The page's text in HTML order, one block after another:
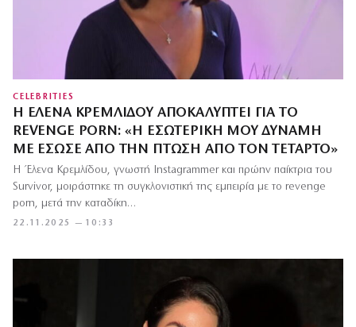
CELEBRITIES
Η ΈΛΕΝΑ ΚΡΕΜΛΊΔΟΥ ΑΠΟΚΑΛΎΠΤΕΙ ΓΙΑ ΤΟ
REVENGE PORN: «Η ΕΣΩΤΕΡΙΚΉ ΜΟΥ ΔΎΝΑΜΗ
ΜΕ ΈΣΩΣΕ ΑΠΌ ΤΗΝ ΠΤΏΣΗ ΑΠΌ ΤΟΝ ΤΈΤΑΡΤΟ»
22.11.2025 — 10:33
Η Έλενα Κρεμλίδου, γνωστή Instagrammer και πρώην παίκτρια του
Survivor, μοιράστηκε τη συγκλονιστική της εμπειρία με το revenge
porn, μετά την καταδίκη…